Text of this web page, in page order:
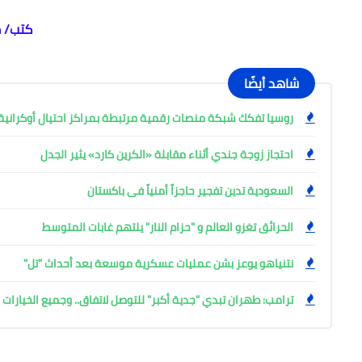
كتب/
شاهد أيضًا
روسيا تفكك شبكة منصات رقمية مرتبطة بمراكز احتيال أوكرانية
احتجاز زوجة جندي أثناء مقابلة «الكرين كارد» يثير الجدل
السعودية تدين تفجير حاجزاً أمنياً فى باكستان
الحرائق تغزو العالم و "حزام النار" يلتهم غابات المتوسط
نتنياهو يوعز بشن عمليات عسكرية موسعة بعد أحداث "تل"
ترامب: طهران تبدي "جدية أكبر" للتوصل لاتفاق.. وجميع